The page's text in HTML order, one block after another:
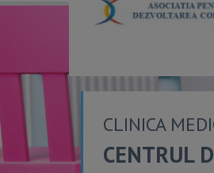
CLINICA
CENTRUL